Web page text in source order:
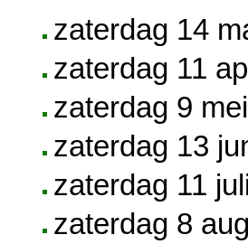
zaterdag 14
zaterdag 11
zaterdag 9
zaterdag 13
zaterdag 11
zaterdag 8